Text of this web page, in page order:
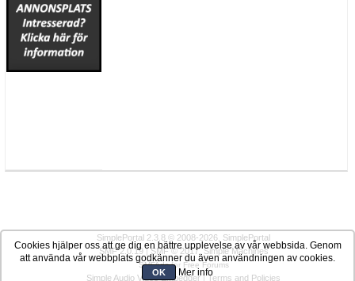
SimplePortal 2.3.8 © 2008-2026, SimplePortal
SMF 2.0.19|SMF © 2017,Simple Machines
SMFAdsfor Free Forums
Simple Audio Video Embedder|Terms and Policies
Cookies hjälper oss att ge dig en bättre upplevelse av vår webbsida. Genom
att använda vår webbplats godkänner du även användningen av cookies.
OK Mer info